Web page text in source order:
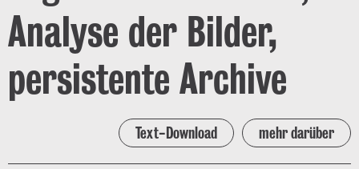
Analyse der Bilder,
persistente Archive
Text-Download mehr darüber